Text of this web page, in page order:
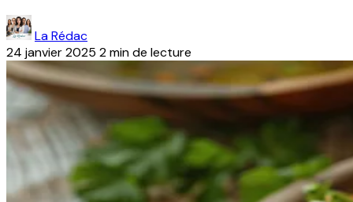
La Rédac
24 janvier 2025 2 min de lecture